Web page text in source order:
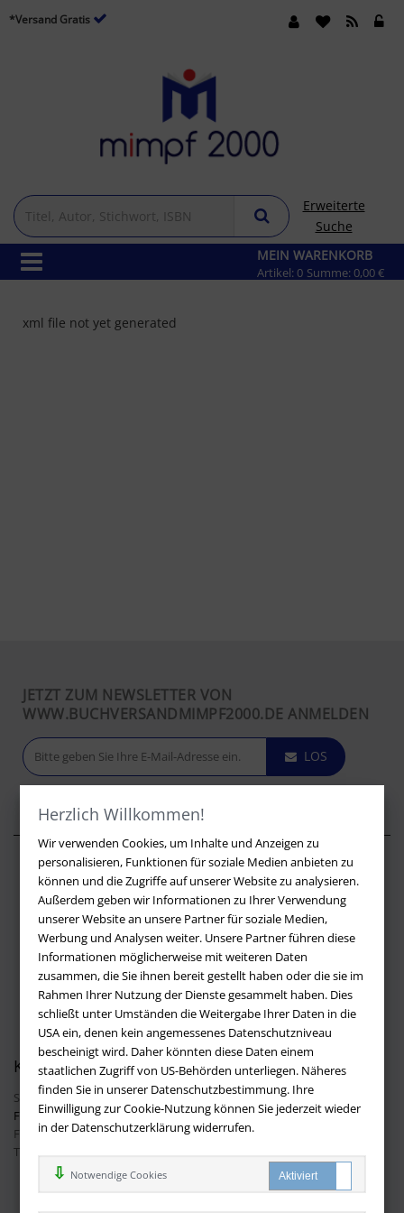
Herzlich Willkommen!
Wir verwenden Cookies, um Inhalte und Anzeigen zu
personalisieren, Funktionen für soziale Medien anbieten zu
können und die Zugriffe auf unserer Website zu analysieren.
Außerdem geben wir Informationen zu Ihrer Verwendung
unserer Website an unsere Partner für soziale Medien,
Werbung und Analysen weiter. Unsere Partner führen diese
Informationen möglicherweise mit weiteren Daten
zusammen, die Sie ihnen bereit gestellt haben oder die sie im
Rahmen Ihrer Nutzung der Dienste gesammelt haben. Dies
schließt unter Umständen die Weitergabe Ihrer Daten in die
USA ein, denen kein angemessenes Datenschutzniveau
bescheinigt wird. Daher könnten diese Daten einem
staatlichen Zugriff von US-Behörden unterliegen. Näheres
finden Sie in unserer Datenschutzbestimmung. Ihre
Einwilligung zur Cookie-Nutzung können Sie jederzeit wieder
in der Datenschutzerklärung widerrufen.
Notwendige Cookies
*Versand Gratis
Erweiterte
Suche
MEIN WARENKORB
Artikel: 0 Summe: 0,00 €
xml file not yet generated
JETZT ZUM NEWSLETTER VON
WWW.BUCHVERSANDMIMPF2000.DE ANMELDEN
LOS
Über buchversandmimpf2000.de
Impressum
Versandbedingungen
Widerruf
Batteriehinweis
AGB
Datenschutz
Kontakt
Sie haben Fragen?Hier finden Sie Antworten auf häufig gestellte
Fragen.
Fragen per E-Mail:info@buchversandmimpf2000.de
Telefon: +49 (0)9209 20 23 188
Ihre Vorteile bei uns